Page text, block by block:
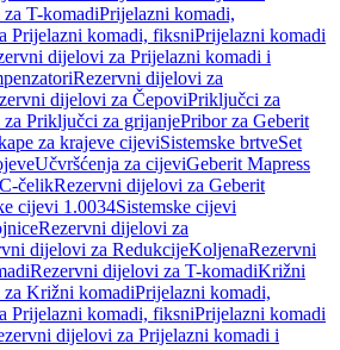
T-komadiPrijelazni komadi,
Prijelazni komadi, fiksniPrijelazni komadi
dijelovi za Prijelazni komadi i
Rezervni dijelovi za
dijelovi za ČepoviPriključci za
Priključci za grijanjePribor za Geberit
za krajeve cijeviSistemske brtveSet
Učvršćenja za cijeviGeberit Mapress
čelikRezervni dijelovi za Geberit
cijevi 1.0034Sistemske cijevi
Rezervni dijelovi za
dijelovi za RedukcijeKoljenaRezervni
Rezervni dijelovi za T-komadiKrižni
Križni komadiPrijelazni komadi,
Prijelazni komadi, fiksniPrijelazni komadi
dijelovi za Prijelazni komadi i